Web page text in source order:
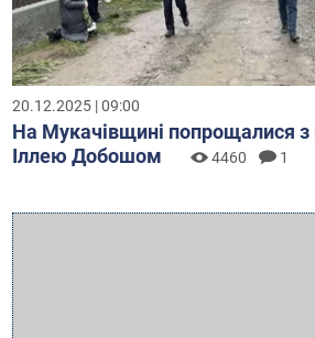
20.12.2025 | 09:00
На Мукачівщині попрощалися
Іллею Добошом
4460 1